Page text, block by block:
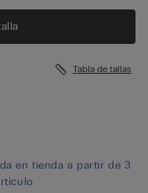
Tabla de tallas
en tienda a partir de 3